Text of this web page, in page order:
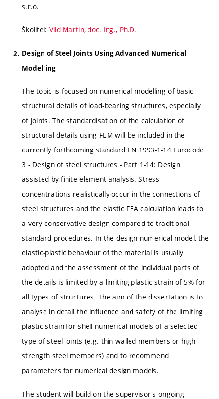
s.r.o.
Školitel: Vild Martin, doc. Ing., Ph.D.
Design of Steel Joints Using Advanced Numerical
Modelling
The topic is focused on numerical modelling of basic
structural details of load-bearing structures, especially
of joints. The standardisation of the calculation of
structural details using FEM will be included in the
currently forthcoming standard EN 1993-1-14 Eurocode
3 - Design of steel structures - Part 1-14: Design
assisted by finite element analysis. Stress
concentrations realistically occur in the connections of
steel structures and the elastic FEA calculation leads to
a very conservative design compared to traditional
standard procedures. In the design numerical model, the
elastic-plastic behaviour of the material is usually
adopted and the assessment of the individual parts of
the details is limited by a limiting plastic strain of 5% for
all types of structures. The aim of the dissertation is to
analyse in detail the influence and safety of the limiting
plastic strain for shell numerical models of a selected
type of steel joints (e.g. thin-walled members or high-
strength steel members) and to recommend
parameters for numerical design models.
The student will build on the supervisor's ongoing